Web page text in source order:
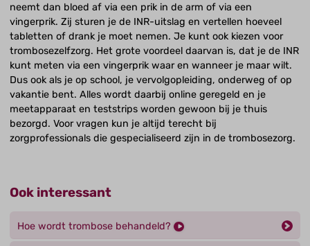
neemt dan bloed af via een prik in de arm of via een
vingerprik. Zij sturen je de INR-uitslag en vertellen hoeveel
tabletten of drank je moet nemen. Je kunt ook kiezen voor
trombosezelfzorg. Het grote voordeel daarvan is, dat je de INR
kunt meten via een vingerprik waar en wanneer je maar wilt.
Dus ook als je op school, je vervolgopleiding, onderweg of op
vakantie bent. Alles wordt daarbij online geregeld en je
meetapparaat en teststrips worden gewoon bij je thuis
bezorgd. Voor vragen kun je altijd terecht bij
zorgprofessionals die gespecialiseerd zijn in de trombosezorg.
Ook interessant
Hoe wordt trombose behandeld?